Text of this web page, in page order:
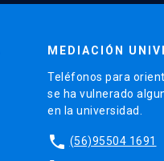
MEDIACIÓN
Teléfonos para
se ha vulnerado
en la universidad.
phone (56)95504 1691